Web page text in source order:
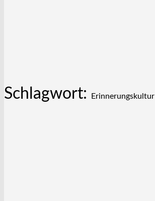
Schlagwort: Erinnerungskultur